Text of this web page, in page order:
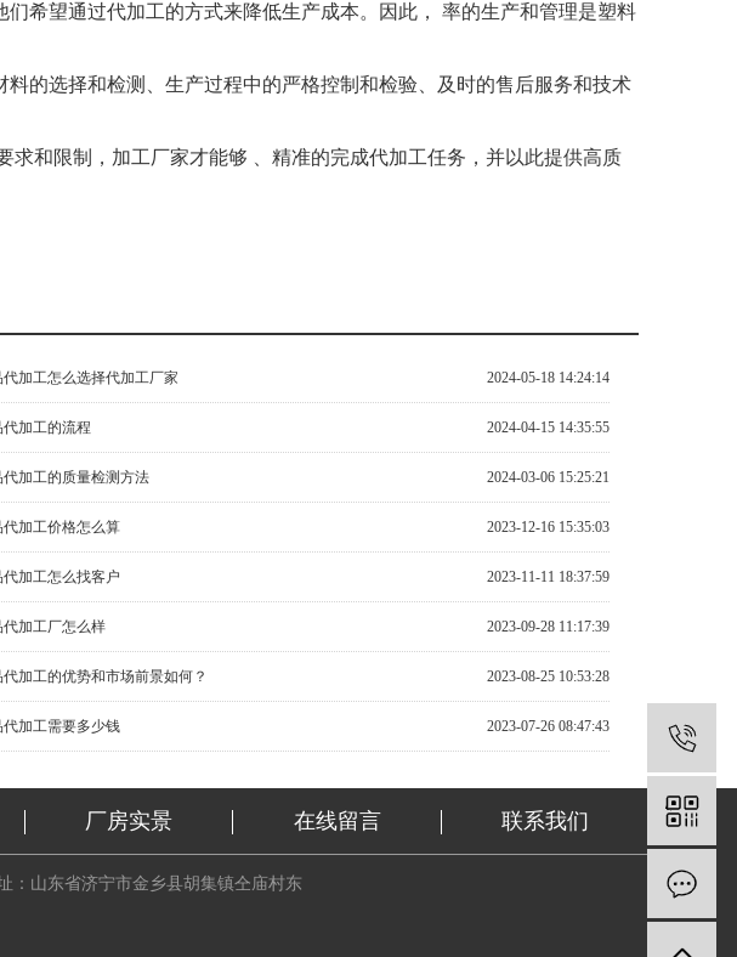
希望通过代加工的方式来降低生产成本。因此， 率的生产和管理是塑料
的选择和检测、生产过程中的严格控制和检验、及时的售后服务和技术
求和限制，加工厂家才能够 、精准的完成代加工任务，并以此提供高质
2024-05-18 14:24:14
加工怎么选择代加工厂家
2024-04-15 14:35:55
加工的流程
2024-03-06 15:25:21
加工的质量检测方法
2023-12-16 15:35:03
加工价格怎么算
2023-11-11 18:37:59
加工怎么找客户
2023-09-28 11:17:39
加工厂怎么样
2023-08-25 10:53:28
加工的优势和市场前景如何？
2023-07-26 08:47:43
加工需要多少钱
厂房实景 在线留言 联系我们
：山东省济宁市金乡县胡集镇仝庙村东